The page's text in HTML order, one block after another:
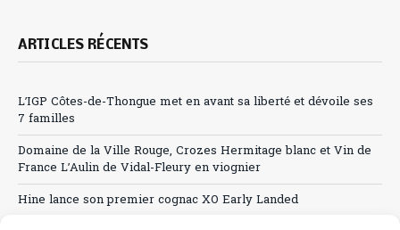
ARTICLES RÉCENTS
L’IGP Côtes-de-Thongue met en avant sa liberté et dévoile ses
7 familles
Domaine de la Ville Rouge, Crozes Hermitage blanc et Vin de
France L’Aulin de Vidal-Fleury en viognier
Hine lance son premier cognac XO Early Landed